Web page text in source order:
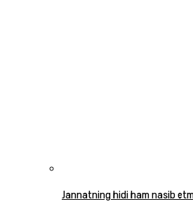
Jannatning hidi ham nasib